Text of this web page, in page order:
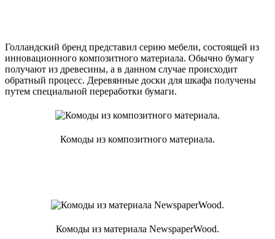
Голландский бренд представил серию мебели, состоящей из
инновационного композитного материала. Обычно бумагу
получают из древесины, а в данном случае происходит
обратный процесс. Деревянные доски для шкафа получены
путем специальной переработки бумаги.
Комоды из композитного материала.
Комоды из материала NewspaperWood.